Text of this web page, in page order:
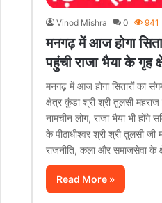
Vinod Mishra 0 941
मनगढ़ में आज होगा
पहुंची राजा भैया के गृह
मनगढ़ में आज होगा सितारों का
क्षेत्र कुंडा श्री श्री तुलसी
नामचीन लोग, राजा भैया भी होंगे
के पीठाधीश्वर श्री श्री तुलसी
राजनीति, कला और समाजसेवा के
Read More »